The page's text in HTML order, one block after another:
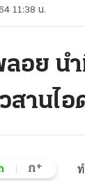
11:38 น.
ลอย น
สานไอ
ก+